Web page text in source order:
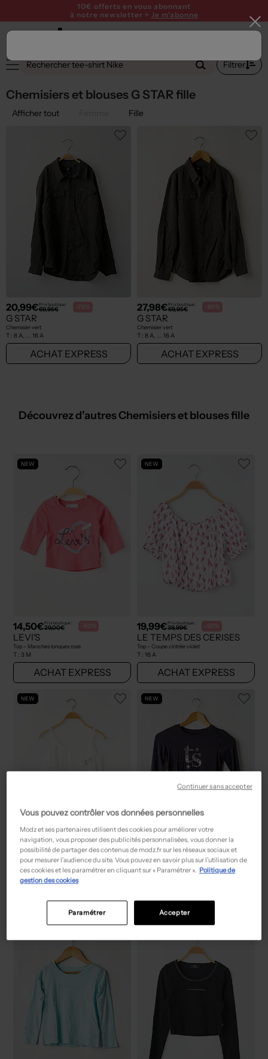
10€ offerts en vous abonnant
à notre newsletter > Je m'abonne
Filtrer
Chemisiers et blouses G STAR fille
Afficher tout Fille
20,99€Prix boutique :
69,95€ -70%
G STAR
Chemisier vert
T : 8 A, ... 16 A
ACHAT EXPRESS
27,98€Prix boutique :
69,95€ -60%
G STAR
Chemisier vert
T : 8 A, ... 16 A
ACHAT EXPRESS
Découvrez d'autres Chemisiers et blouses fille
NEW
14,50€Prix boutique :
29,00€ -50%
LEVI'S
Top - Manches longues rose
T : 3 M
ACHAT EXPRESS
NEW
19,99€Prix boutique :
39,99€ -50%
LE TEMPS DES CERISES
Top - Coupe cintrée violet
T : 16 A
ACHAT EXPRESS
NEW
14,50€ Prix boutique :
29,00€ -50%
TIFFOSI
Top - Fines bretelles blanc
ACHAT EXPRESS
NEW
15,00€ Prix boutique :
29,99€ -50%
TEDDY SMITH
ACHAT EXPRESS
Vous pouvez contrôler vos données personnelles
Modz et ses partenaires utilisent des cookies pour améliorer votre
navigation, vous proposer des publicités personnalisées, vous donner la
possibilité de partager des contenus de modz.fr sur les réseaux sociaux et
pour mesurer l’audience du site. Vous pouvez en savoir plus sur l’utilisation de
ces cookies et les paramétrer en cliquant sur « Paramétrer ». Politique de
gestion des cookies
Accepter
Paramétrer
Continuer sans accepter